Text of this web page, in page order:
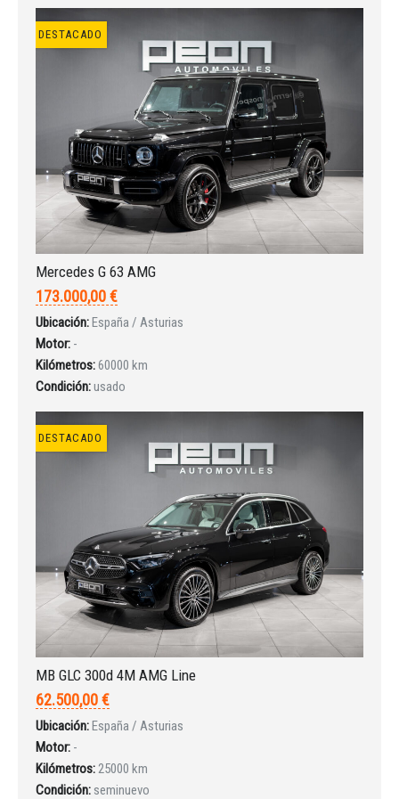
INICIAR SESIÓN
¿Ha olvidado la contraseña?
DESTACADO
Mercedes G 63 AMG
173.000,00 €
Ubicación:España / Asturias
Motor: -
Kilómetros:60000 km
Condición:usado
DESTACADO
MB GLC 300d 4M AMG Line
62.500,00 €
Ubicación:España / Asturias
Motor: -
Kilómetros:25000 km
Condición: seminuevo